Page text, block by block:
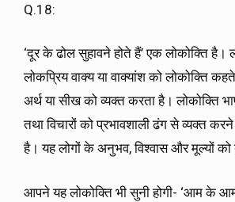
Q.18:
‘दूर के ढोल सुहावने होते हैं’ एक लोकोक्ति
लोकप्रिय वाक्य या वाक्यांश को लोकोक्ति
अर्थ या सीख को व्यक्त करता है। लोकोक्ति
तथा विचारों को प्रभावशाली ढंग से व्यक्त
है। यह लोगों के अनुभव, विश्वास और मूल्यों को
आपने यह लोकोक्ति भी सुनी होगी- ‘आम के